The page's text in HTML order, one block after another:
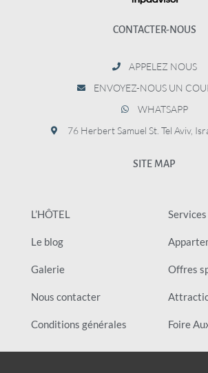
CONTACTER-NOUS
APPELEZ NOUS
ENVOYEZ-NOUS UN
WHATSAPP
76 Herbert Samuel St. Tel Aviv,
SITE MAP
L’HÔTEL
Le blog
Galerie
Nous contacter
Conditions générales
Services
Offres
Foire